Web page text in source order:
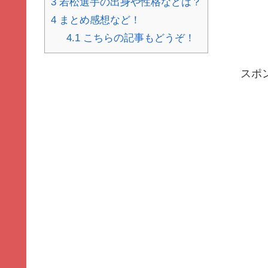
4 まとめ感想など！
4.1こちらの記事もどうぞ！
スポ